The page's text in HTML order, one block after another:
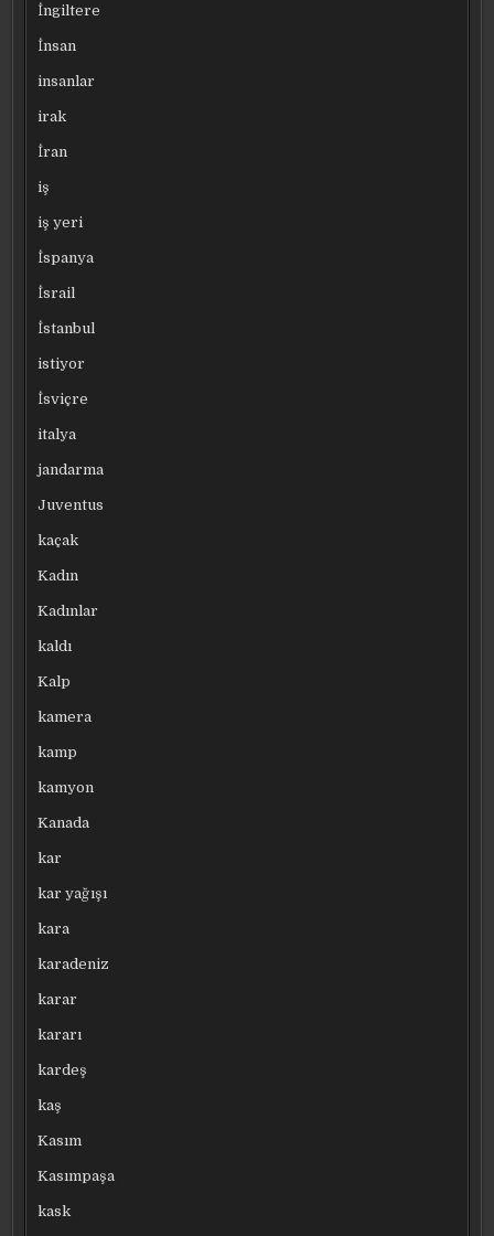
İngiltere
İnsan
insanlar
irak
İran
iş
iş yeri
İspanya
İsrail
İstanbul
istiyor
İsviçre
italya
jandarma
Juventus
kaçak
Kadın
Kadınlar
kaldı
Kalp
kamera
kamp
kamyon
Kanada
kar
kar yağışı
kara
karadeniz
karar
kararı
kardeş
kaş
Kasım
Kasımpaşa
kask